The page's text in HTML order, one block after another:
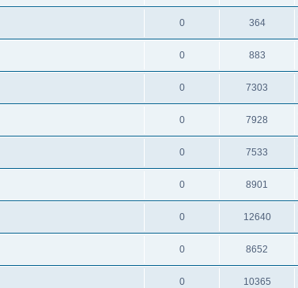
0 364
0 883
0 7303
0 7928
0 7533
0 8901
0 12640
0 8652
0 10365